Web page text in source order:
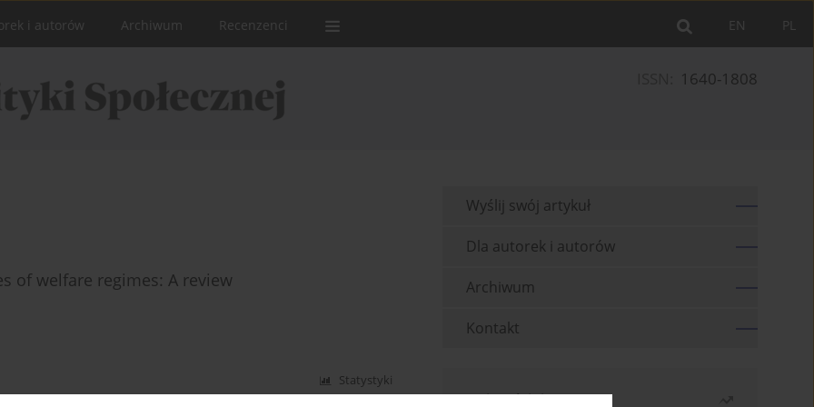
PL
EN
i autorów Archiwum Recenzenci
1640-1808
of welfare regimes: A review
Statystyki
Wyślij swój artykuł
Dla autorek i autorów
Archiwum
Kontakt
Najczęściej czytane